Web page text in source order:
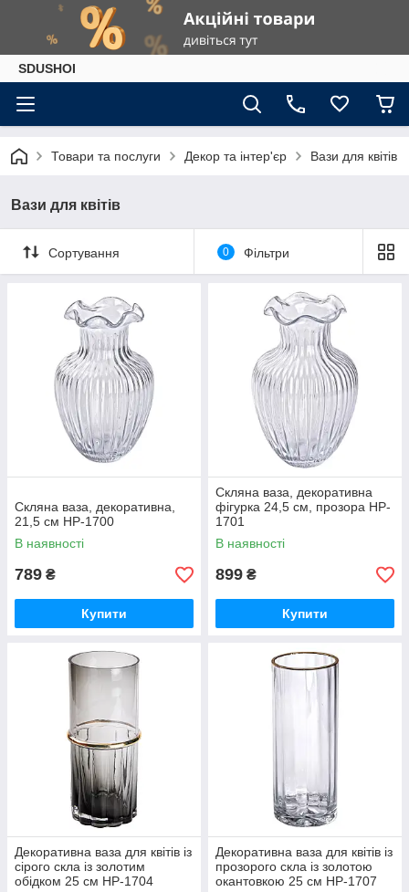
SDUSHOI
Товари та послуги Декор та інтер'єр Вази для квітів
Вази для квітів
Сортування 0 Фільтри
Скляна ваза, декоративна,
21,5 см HP-1700
В наявності
789 ₴
Купити
Скляна ваза, декоративна
фігурка 24,5 см, прозора HP-
1701
В наявності
899 ₴
Купити
Декоративна ваза для квітів із
сірого скла із золотим
обідком 25 см HP-1704
Декоративна ваза для квітів із
прозорого скла із золотою
окантовкою 25 см HP-1707